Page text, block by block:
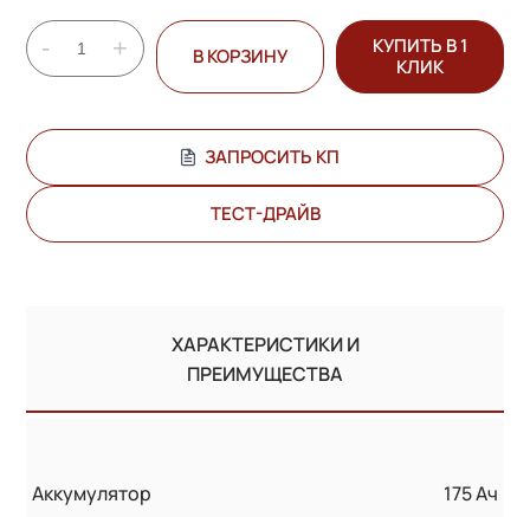
- + В КОРЗИНУ
КУПИТЬ В 1
КЛИК
ЗАПРОСИТЬ КП
ТЕСТ-ДРАЙВ
ХАРАКТЕРИСТИКИ И
ПРЕИМУЩЕСТВА
Аккумулятор
175 Ач